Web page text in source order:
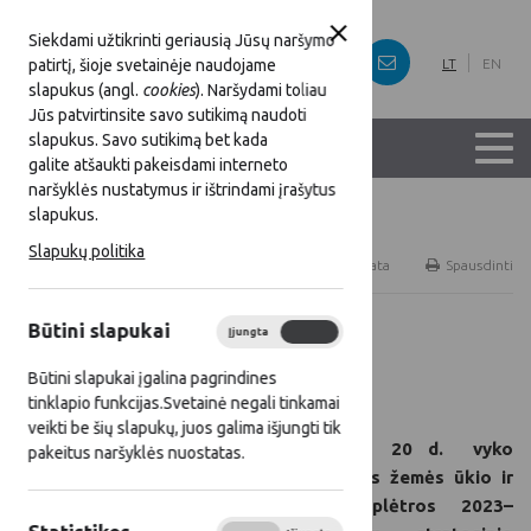
Siekdami užtikrinti geriausią Jūsų naršymo
patirtį, šioje svetainėje naudojame
slapukus (angl. cookies). Naršydami toliau
Jūs patvirtinsite savo sutikimą naudoti
slapukus. Savo sutikimą bet kada
galite atšaukti pakeisdami interneto
naršyklės nustatymus ir ištrindami įrašytus
slapukus.
Slapukų politika
Būtini slapukai Įjungta
Būtini slapukai įgalina pagrindines
tinklapio funkcijas.Svetainė negali tinkamai
veikti be šių slapukų, juos galima išjungti tik
pakeitus naršyklės nuostatas.
LT EN
Titulinis
Spausdinti
Naujienų prenumerata
Visos naujienos
2025 02 24
Vasario 20 d. vyko
Lietuvos žemės ūkio ir
kaimo plėtros 2023–